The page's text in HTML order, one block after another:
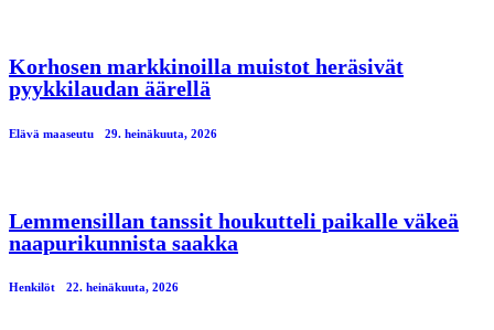
Korhosen markkinoilla muistot heräsivät
pyykkilaudan äärellä
Elävä maaseutu 29. heinäkuuta, 2026
Lemmensillan tanssit houkutteli paikalle väkeä
naapurikunnista saakka
Henkilöt 22. heinäkuuta, 2026